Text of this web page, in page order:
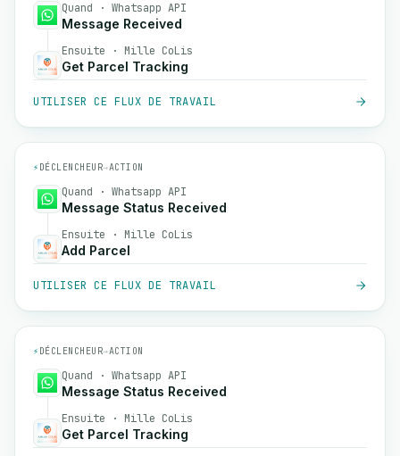
Quand · Whatsapp API
Message Received
Ensuite · Mille CoLis
Get Parcel Tracking
UTILISER CE FLUX DE TRAVAIL
⚡ DÉCLENCHEUR→ACTION
Quand · Whatsapp API
Message Status Received
Ensuite · Mille CoLis
Add Parcel
UTILISER CE FLUX DE TRAVAIL
⚡ DÉCLENCHEUR→ACTION
Quand · Whatsapp API
Message Status Received
Ensuite · Mille CoLis
Get Parcel Tracking